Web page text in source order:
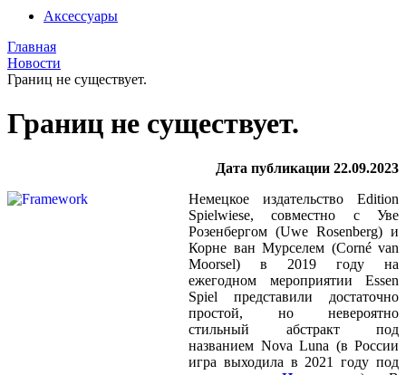
Аксессуары
Главная
Новости
Границ не существует.
Границ не существует.
Дата публикации 22.09.2023
Немецкое издательство Edition
Spielwiese, совместно с Уве
Розенбергом (Uwe Rosenberg) и
Корне ван Мурселем (Corné van
Moorsel) в 2019 году на
ежегодном мероприятии Essen
Spiel представили достаточно
простой, но невероятно
стильный абстракт под
названием Nova Luna (в России
игра выходила в 2021 году под